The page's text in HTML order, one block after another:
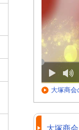
大塚商会